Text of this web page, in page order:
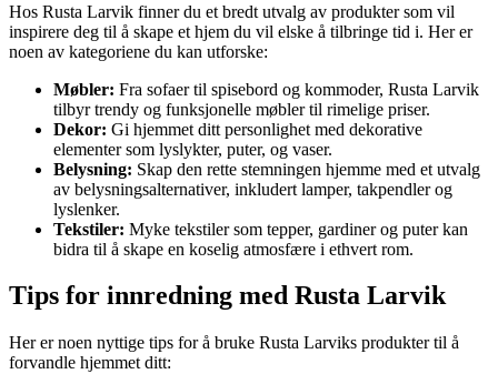
Hos Rusta Larvik finner du et bredt utvalg av produkter som vil
inspirere deg til å skape et hjem du vil elske å tilbringe tid i. Her er
noen av kategoriene du kan utforske:
Møbler: Fra sofaer til spisebord og kommoder, Rusta Larvik
tilbyr trendy og funksjonelle møbler til rimelige priser.
Dekor: Gi hjemmet ditt personlighet med dekorative
elementer som lyslykter, puter, og vaser.
Belysning: Skap den rette stemningen hjemme med et utvalg
av belysningsalternativer, inkludert lamper, takpendler og
lyslenker.
Tekstiler: Myke tekstiler som tepper, gardiner og puter kan
bidra til å skape en koselig atmosfære i ethvert rom.
Tips for innredning med Rusta Larvik
Her er noen nyttige tips for å bruke Rusta Larviks produkter til å
forvandle hjemmet ditt: